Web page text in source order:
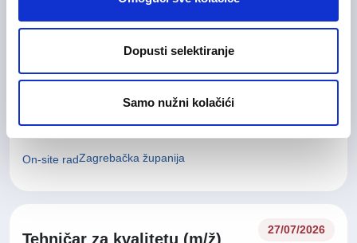
Dopusti selektiranje
Samo nužni kolačići
Glavna medicinska sestra (m/
28/07/2026
Medicinska i zdravstvena njega
On-site radZagrebačka županija
Tehničar za kvalitetu (m/ž)
27/07/2026